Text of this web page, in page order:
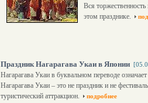
Вся торжественность
этом празднике.
Праздник Нагарагава Укаи в Японии
Нагарагава Укаи в буквальном переводе
Нагарагава Укаи – это не праздник и не
туристический аттракцион.
подробнее